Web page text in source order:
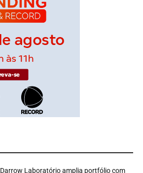
Darrow Laboratório amplia portfólio com